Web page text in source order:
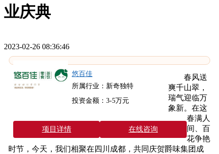
业庆典
2023-02-26 08:36:46
悠百佳
所属行业：新奇独特
投资金额：3-5万元
项目详情 在线咨询
春风送
爽千山翠，
瑞气迎临万
象新。在这
春满人
间、百
花争艳
时节，今天，我们相聚在四川成都，共同庆贺爵味集团成